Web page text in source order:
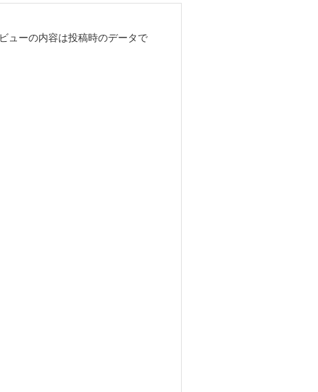
ューの内容は投稿時のデータで